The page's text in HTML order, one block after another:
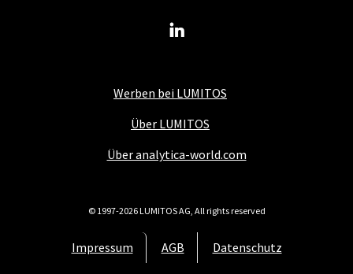
Werben bei LUMITOS
Über LUMITOS
Über analytica-world.com
Impressum AGB Datenschutz
© 1997-2026 LUMITOS AG, All rights reserved